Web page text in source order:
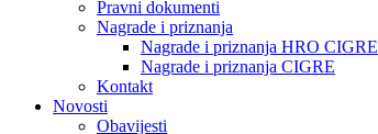
Pravni dokumenti
Nagrade i priznanja
Nagrade i priznanja HRO CIGRE
Nagrade i priznanja CIGRE
Kontakt
Novosti
Obavijesti